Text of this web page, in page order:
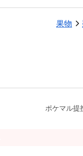
果物
ポケマル提